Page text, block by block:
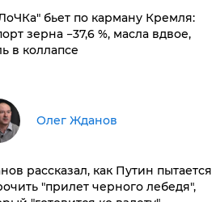
бьет по карману Кремля:
зерна −37,6 %, масла вдвое,
в коллапсе
Олег Жданов
рассказал, как Путин пытается
"прилет черного лебедя",